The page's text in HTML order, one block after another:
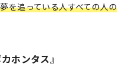
夢を追っている人すべての人の
ホンタス』